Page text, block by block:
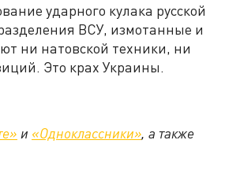
ударного кулака русской
ВСУ, измотанные и
ни натовской техники, ни
Это крах Украины.
и «Одноклассники», а также